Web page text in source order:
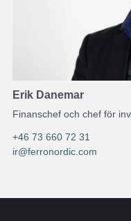
Erik Danemar
Finanschef och chef för
+46 73 660 72 31
ir@ferronordic.com